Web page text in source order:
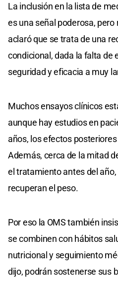
La inclusión en la lista de
es una señal poderosa, pero
aclaró que se trata de una
condicional, dada la falta de
seguridad y eficacia a muy
Muchos ensayos clínicos
aunque hay estudios en
años, los efectos
Además, cerca de la mitad
el tratamiento antes del
recuperan el peso.
Por eso la OMS también
se combinen con hábitos
nutricional y seguimiento
dijo, podrán sostenerse sus